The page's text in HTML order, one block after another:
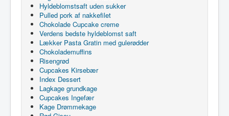
Hyldeblomstsaft uden sukker
Pulled pork af nakkefilet
Chokolade Cupcake creme
Verdens bedste hyldeblomst saft
Lækker Pasta Gratin med gulerødder
Chokolademuffins
Risengrød
Cupcakes Kirsebær
Index Dessert
Lagkage grundkage
Cupcakes Ingefær
Kage Drømmekage